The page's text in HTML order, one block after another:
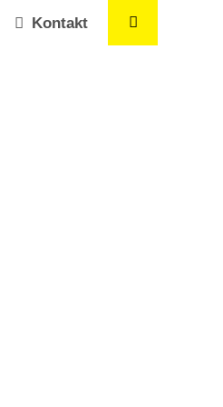
Kontakt